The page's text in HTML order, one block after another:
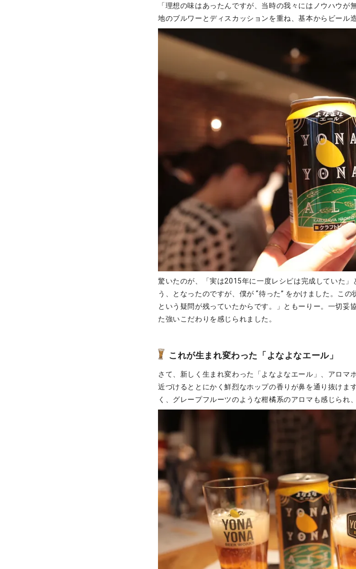
「理想の味はあったんですが、当時の我々にはノウハウ
地のブルワーとディスカッションを重ね、基本からビール
驚いたのが、「実は2015年に一度レシピは完成していた
う、となったのですが、僕が “待った” をかけました。こ
という疑問が残っていたからです。」ともーりー。一切妥
た強いこだわりを感じられました。
これが生まれ変わった「よなよなエール」
さて、新しく生まれ変わった「よなよなエール」、アロマ
近づけるととにかく鮮烈なホップの香りが鼻を通り抜けま
く、グレープフルーツのような柑橘系のアロマも感じられ